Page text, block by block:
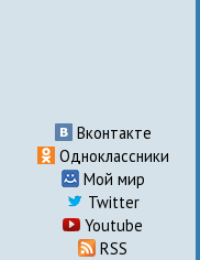
Вконтакте
Одноклассники
Мой мир
Twitter
Youtube
RSS